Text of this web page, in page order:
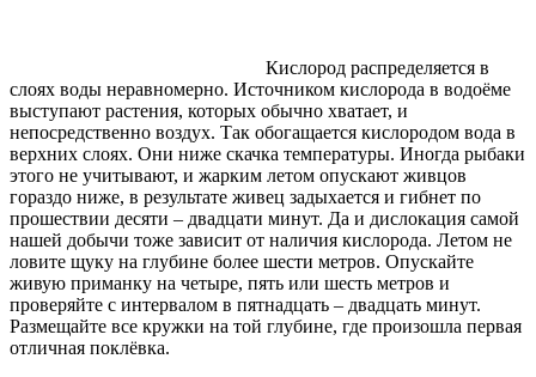
Кислород распределяется в
слоях воды неравномерно. Источником кислорода в водоёме
выступают растения, которых обычно хватает, и
непосредственно воздух. Так обогащается кислородом вода в
верхних слоях. Они ниже скачка температуры. Иногда рыбаки
этого не учитывают, и жарким летом опускают живцов
гораздо ниже, в результате живец задыхается и гибнет по
прошествии десяти – двадцати минут. Да и дислокация самой
нашей добычи тоже зависит от наличия кислорода. Летом не
ловите щуку на глубине более шести метров. Опускайте
живую приманку на четыре, пять или шесть метров и
проверяйте с интервалом в пятнадцать – двадцать минут.
Размещайте все кружки на той глубине, где произошла первая
отличная поклёвка.